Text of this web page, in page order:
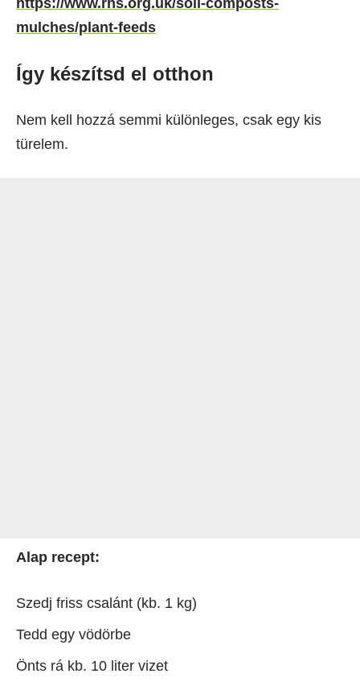
mulches/plant-feeds
Így készítsd el otthon
Nem kell hozzá semmi különleges, csak egy kis
türelem.
Alap recept:
Szedj friss csalánt (kb. 1 kg)
Tedd egy vödörbe
Önts rá kb. 10 liter vizet